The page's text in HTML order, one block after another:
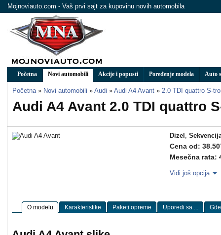
Mojnoviauto.com - Vaš prvi sajt za kupovinu novih automobila
Početna Novi automobili Akcije i popusti Poređenje modela Auto
Početna » Novi automobili » Audi » Audi A4 Avant » 2.0 TDI quattro S-
Audi A4 Avant 2.0 TDI quattro
Dizel ,
Cena od:
Mesečna rata:
Vidi još opcija
O modelu Karakteristike Paketi opreme Uporedi sa ...